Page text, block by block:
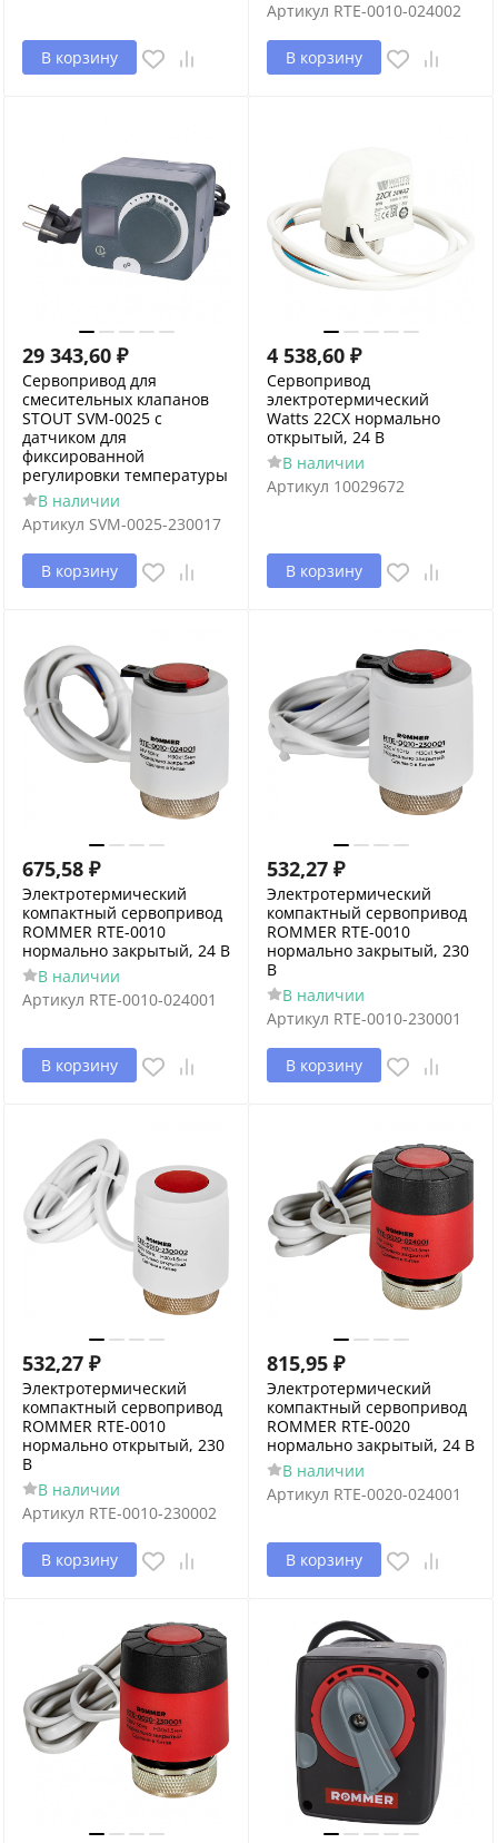
В корзину
Артикул RTE-0010-024002
В корзину
29 343,60 ₽
Сервопривод для
смесительных клапанов
STOUT SVM-0025 с
датчиком для
фиксированной
регулировки температуры
В наличии
Артикул SVM-0025-230017
В корзину
4 538,60 ₽
Сервопривод
электротермический
Watts 22CX нормально
открытый, 24 В
В наличии
Артикул 10029672
В корзину
675,58 ₽
Электротермический
компактный сервопривод
ROMMER RTE-0010
нормально закрытый, 24 В
В наличии
Артикул RTE-0010-024001
В корзину
532,27 ₽
Электротермический
компактный сервопривод
ROMMER RTE-0010
нормально закрытый, 230
В
В наличии
Артикул RTE-0010-230001
В корзину
532,27 ₽
Электротермический
компактный сервопривод
ROMMER RTE-0010
нормально открытый, 230
В
В наличии
Артикул RTE-0010-230002
В корзину
815,95 ₽
Электротермический
компактный сервопривод
ROMMER RTE-0020
нормально закрытый, 24 В
В наличии
Артикул RTE-0020-024001
В корзину